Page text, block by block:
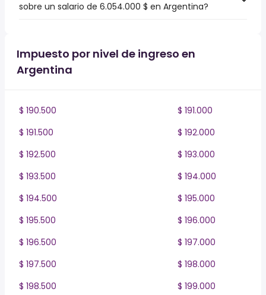
sobre un salario de 6.054.000 $ en Argentina?
Impuesto por nivel de ingreso en
Argentina
$ 190.500
$ 191.000
$ 191.500
$ 192.000
$ 192.500
$ 193.000
$ 193.500
$ 194.000
$ 194.500
$ 195.000
$ 195.500
$ 196.000
$ 196.500
$ 197.000
$ 197.500
$ 198.000
$ 198.500
$ 199.000